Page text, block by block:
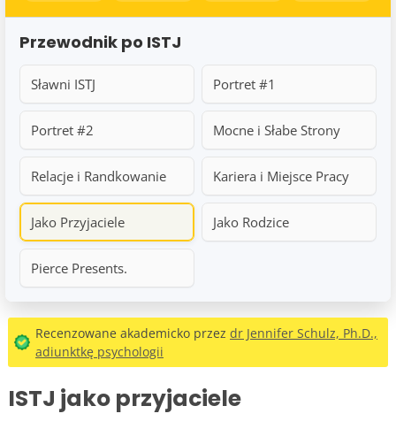
Przewodnik po ISTJ
Sławni ISTJ Portret #1
Portret #2 Mocne i Słabe Strony
Relacje i Randkowanie Kariera i Miejsce Pracy
Jako Przyjaciele Jako Rodzice
Pierce Presents.
Recenzowane akademicko przez dr Jennifer Schulz, Ph.D.,
adiunktkę psychologii
ISTJ jako przyjaciele